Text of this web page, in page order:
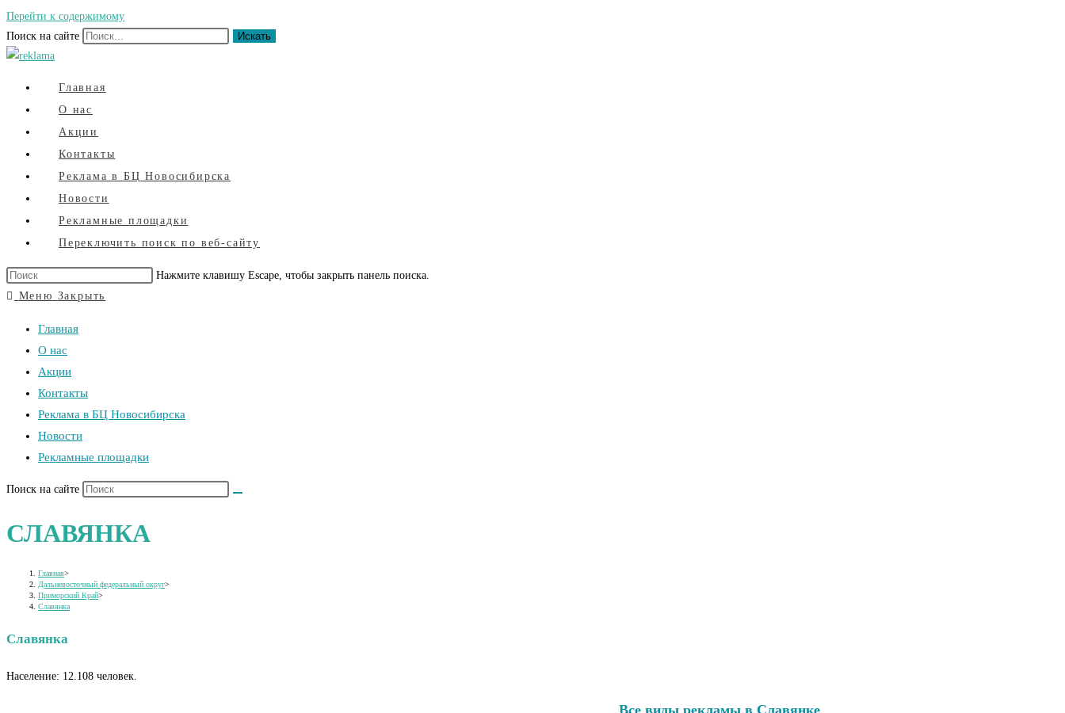
Перейти к содержимому
Поиск на сайте
Искать
Главная
О нас
Акции
Контакты
Реклама в БЦ Новосибирска
Новости
Рекламные площадки
Переключить поиск по веб-сайту
Нажмите клавишу Escape, чтобы закрыть панель поиска.
Меню Закрыть
Главная
О нас
Акции
Контакты
Реклама в БЦ Новосибирска
Новости
Рекламные площадки
Поиск на сайте
СЛАВЯНКА
Главная>
Дальневосточный федеральный округ>
Приморский Край>
Славянка
Славянка
Население: 12.108 человек.